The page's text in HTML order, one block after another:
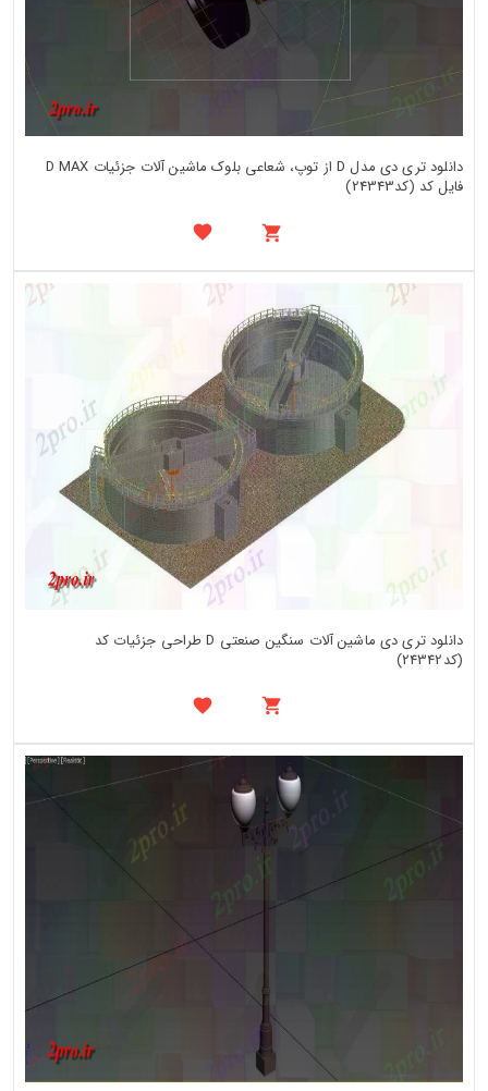
دانلود تری دی مدل D از توپ، شعاعی بلوک ماشین آلات جزئیات D MAX
فایل کد (کد24343)
دانلود تری دی ماشین آلات سنگین صنعتی D طراحی جزئیات کد
(کد24342)